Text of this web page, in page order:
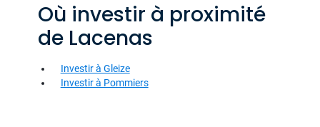
Où investir à proximité
de Lacenas
Investir à Gleize
Investir à Pommiers